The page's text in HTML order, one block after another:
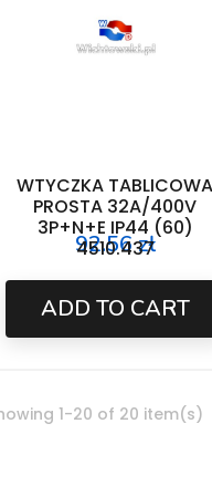
WTYCZKA TABLICOWA
PROSTA 32A/400V
3P+N+E IP44 (60)
4510.437
Price
92.56 zł
ADD TO CART
1-20 of 20 item(s)